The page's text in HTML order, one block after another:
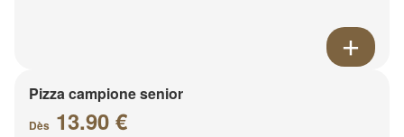
Pizza campione senior
Dès 13.90 €